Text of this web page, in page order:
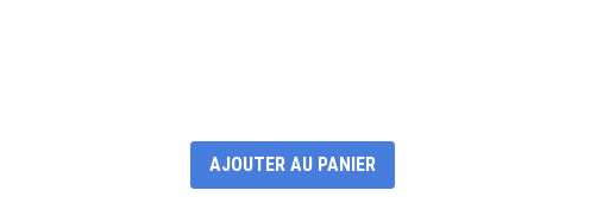
AJOUTER AU PANIER